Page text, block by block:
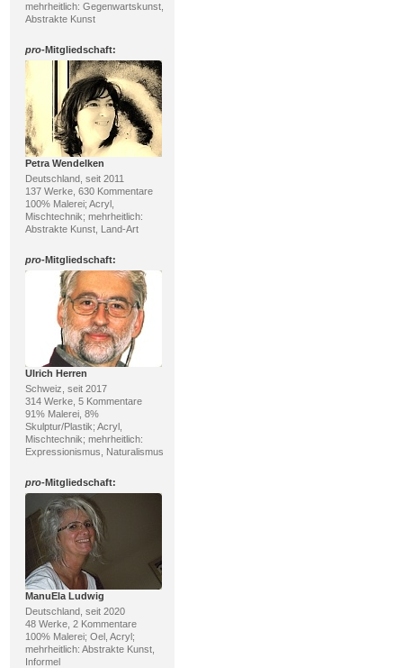
mehrheitlich: Gegenwartskunst,
Abstrakte Kunst
pro-Mitgliedschaft:
Petra Wendelken
Deutschland, seit 2011
137 Werke, 630 Kommentare
100% Malerei; Acryl,
Mischtechnik; mehrheitlich:
Abstrakte Kunst, Land-Art
pro-Mitgliedschaft:
Ulrich Herren
Schweiz, seit 2017
314 Werke, 5 Kommentare
91% Malerei, 8%
Skulptur/Plastik; Acryl,
Mischtechnik; mehrheitlich:
Expressionismus, Naturalismus
pro-Mitgliedschaft:
ManuEla Ludwig
Deutschland, seit 2020
48 Werke, 2 Kommentare
100% Malerei; Oel, Acryl;
mehrheitlich: Abstrakte Kunst,
Informel